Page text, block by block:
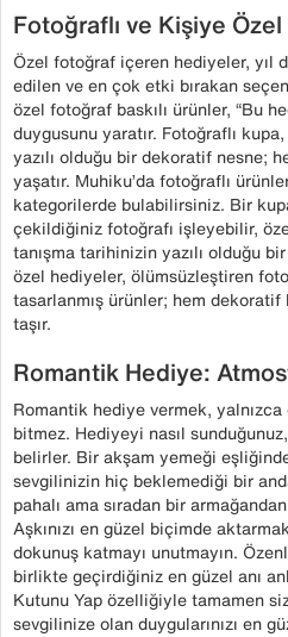
Fotoğraflı ve Kişiye
Özel fotoğraf içeren hediyeler, yıl
edilen ve en çok etki bırakan
özel fotoğraf baskılı ürünler, “Bu
duygusunu yaratır. Fotoğraflı
yazılı olduğu bir dekoratif nesne;
yaşatır. Muhiku’da fotoğraflı
kategorilerde bulabilirsiniz. Bir
çekildiğiniz fotoğrafı işleyebilir,
tanışma tarihinizin yazılı olduğu
özel hediyeler, ölümsüzleştiren
tasarlanmış ürünler; hem
taşır.
Romantik Hediye:
Romantik hediye vermek,
bitmez. Hediyeyi nasıl
belirler. Bir akşam yemeği
sevgilinizin hiç beklemediği bir
pahalı ama sıradan bir
Aşkınızı en güzel biçimde
dokunuş katmayı unutmayın.
birlikte geçirdiğiniz en güzel anı
Kutunu Yap özelliğiyle tamamen
sevgilinize olan duygularınızı en